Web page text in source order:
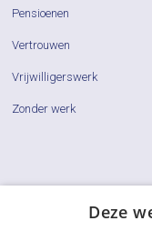
Pensioenen
Vertrouwen
Vrijwilligerswerk
Zonder werk
Cliëntenraden
Deze